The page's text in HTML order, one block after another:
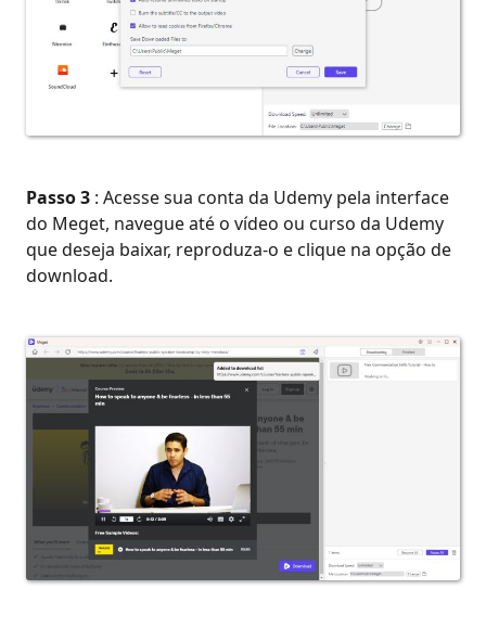
Passo 3 : Acesse sua conta da Udemy pela interface
do Meget, navegue até o vídeo ou curso da Udemy
que deseja baixar, reproduza-o e clique na opção de
download.